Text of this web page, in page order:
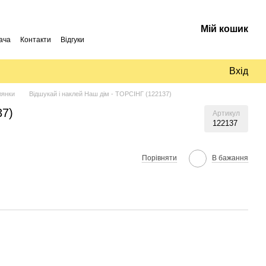
Контакти Відгуки
Мій кошик
Вхід
Відшукай і наклей Наш дім - ТОРСІНГ (122137)
Артикул
122137
Порівняти В бажання